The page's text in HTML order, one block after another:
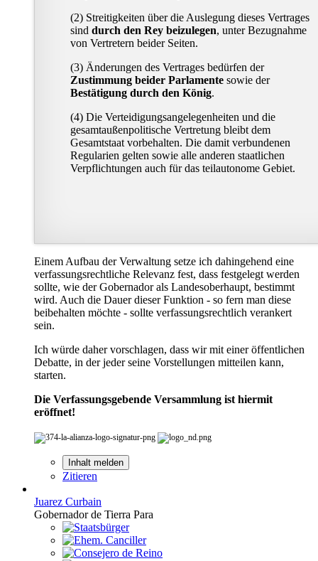
(2) Streitigkeiten über die Auslegung dieses Vertrages
sind durch den Rey beizulegen, unter Bezugnahme
von Vertretern beider Seiten.
(3) Änderungen des Vertrages bedürfen der
Zustimmung beider Parlamente sowie der
Bestätigung durch den König.
(4) Die Verteidigungsangelegenheiten und die
gesamtaußenpolitische Vertretung bleibt dem
Gesamtstaat vorbehalten. Die damit verbundenen
Regularien gelten sowie alle anderen staatlichen
Verpflichtungen auch für das teilautonome Gebiet.
Einem Aufbau der Verwaltung setze ich dahingehend eine
verfassungsrechtliche Relevanz fest, dass festgelegt werden
sollte, wie der Gobernador als Landesoberhaupt, bestimmt
wird. Auch die Dauer dieser Funktion - so fern man diese
beibehalten möchte - sollte verfassungsrechtlich verankert
sein.
Ich würde daher vorschlagen, dass wir mit einer öffentlichen
Debatte, in der jeder seine Vorstellungen mitteilen kann,
starten.
Die Verfassungsgebende Versammlung ist hiermit
eröffnet!
Inhalt melden
Zitieren
Juarez Curbain
Gobernador de Tierra Para